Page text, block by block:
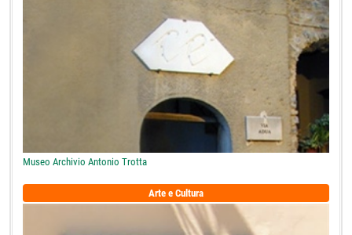
Museo Archivio Antonio Trotta
Arte e Cultura